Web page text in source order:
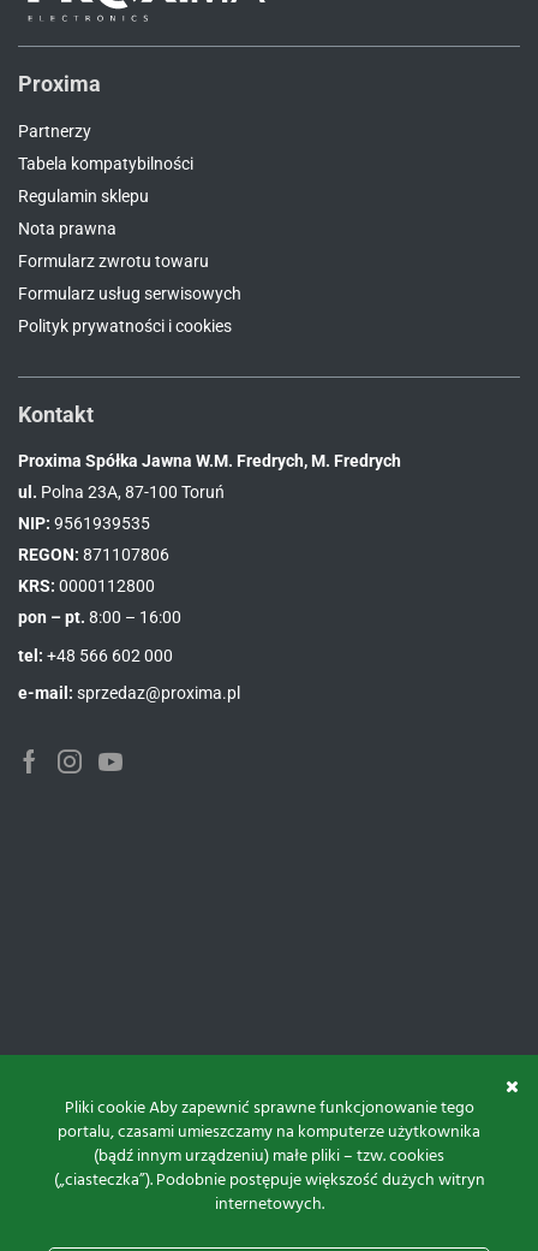
Proxima
Partnerzy
Tabela kompatybilności
Regulamin sklepu
Nota prawna
Formularz zwrotu towaru
Formularz usług serwisowych
Polityk prywatności i cookies
Kontakt
Proxima Spółka Jawna W.M. Fredrych, M. Fredrych
ul. Polna 23A, 87-100 Toruń
NIP: 9561939535
REGON: 871107806
KRS: 0000112800
pon – pt. 8:00 – 16:00
tel: +48 566 602 000
e-mail: sprzedaz@proxima.pl
FacebookInstagramYoutube
Pliki cookie Aby zapewnić sprawne funkcjonowanie tego
portalu, czasami umieszczamy na komputerze użytkownika
(bądź innym urządzeniu) małe pliki – tzw. cookies
(„ciasteczka”). Podobnie postępuje większość dużych witryn
internetowych.